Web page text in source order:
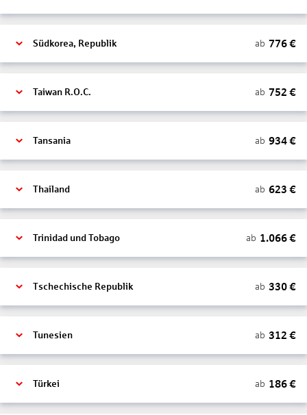
Südkorea, Republik ab 776€
Taiwan R.O.C. ab 752 €
Tansania ab 934€
Thailand ab 623 €
Trinidad und Tobago ab 1.066€
Tschechische Republik ab 330€
Tunesien ab 312 €
Türkei ab 186€